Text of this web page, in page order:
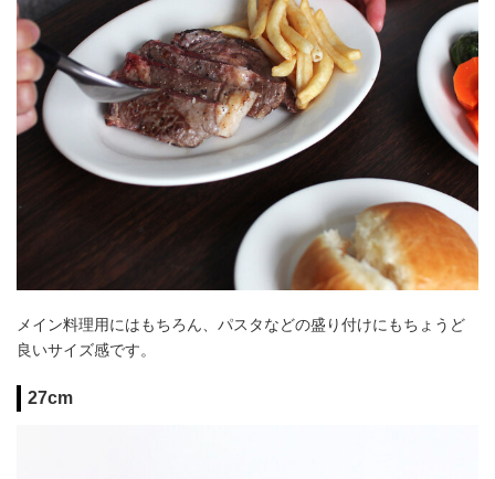
メイン料理用にはもちろん、パスタなどの盛り付けにもちょうど
良いサイズ感です。
27cm